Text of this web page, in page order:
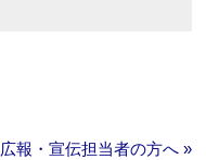
広報・宣伝担当者の方へ »